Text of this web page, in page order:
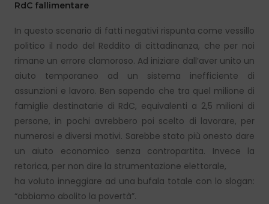
RdC fallimentare
In questo scenario di fatti negativi rispunta come vessillo
politico il nodo del Reddito di cittadinanza, che per noi
rimane un errore clamoroso. Ad iniziare dall’aver unito un
aiuto temporaneo ad un sistema inefficiente di
assunzioni e lavoro. Ben sapendo che tra quel milione di
famiglie destinatarie di RdC, equivalenti a 2,5 milioni di
persone, in pochi avrebbero poi scelto di lavorare, per
numerosi e diversi motivi. Sarebbe stato più onesto dare
un aiuto economico senza contropartita. Invece la
retorica, per non dire la strumentazione elettorale,
ha voluto inneggiare ad una bufala totale con lo slogan:
“abbiamo abolito la povertà”.